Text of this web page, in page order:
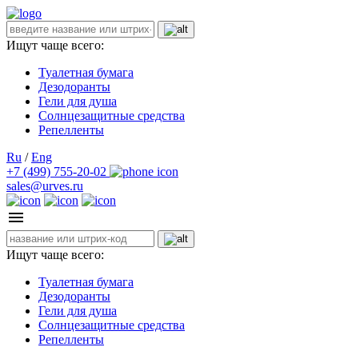
Ищут чаще всего:
Туалетная бумага
Дезодоранты
Гели для душа
Солнцезащитные средства
Репелленты
Ru / Eng
+7 (499) 755-20-02
sales@urves.ru
Ищут чаще всего:
Туалетная бумага
Дезодоранты
Гели для душа
Солнцезащитные средства
Репелленты